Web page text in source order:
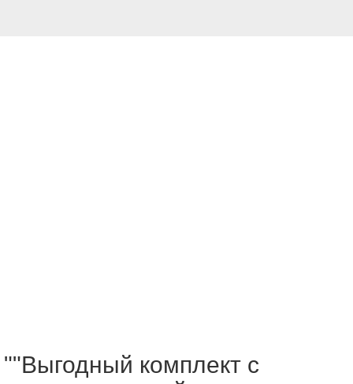
""Выгодный комплект с